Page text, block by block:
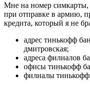
Мне на номер симкарты,
при отправке в армию,
кредита, который я не
адрес тинькофф
дмитровская;
адреса филиалов
офисы тинькофф
филиалы